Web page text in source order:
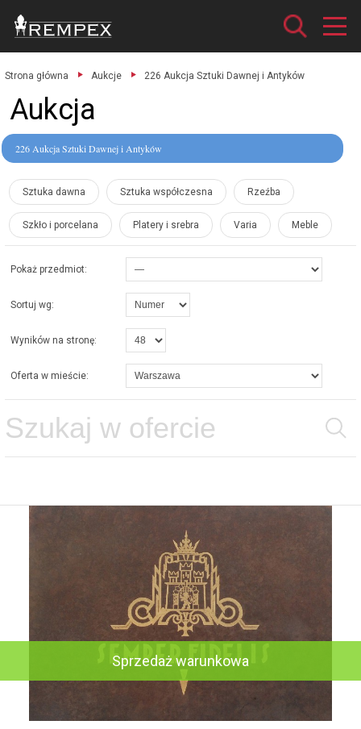
Strona główna Aukcje 226 Aukcja Sztuki Dawnej i Antyków
Aukcja
226 Aukcja Sztuki Dawnej i Antyków
Sztuka dawna Sztuka współczesna Rzeźba
Szkło i porcelana Platery i srebra Varia Meble
Pokaż przedmiot:
Sortuj wg:
Wyników na stronę:
Oferta w mieście:
Sprzedaż warunkowa